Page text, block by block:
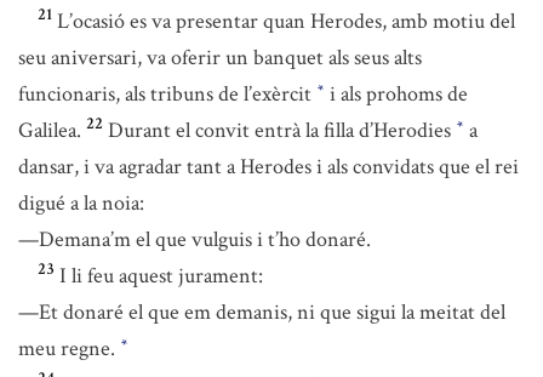
21 L’ocasió es va presentar quan Herodes, amb motiu del
seu aniversari, va oferir un banquet als seus alts
funcionaris, als tribuns de l’exèrcit * i als prohoms de
Galilea. 22 Durant el convit entrà la filla d’Herodies * a
dansar, i va agradar tant a Herodes i als convidats que el rei
digué a la noia:
—Demana’m el que vulguis i t’ho donaré.
23 I li feu aquest jurament:
—Et donaré el que em demanis, ni que sigui la meitat del
meu regne. *